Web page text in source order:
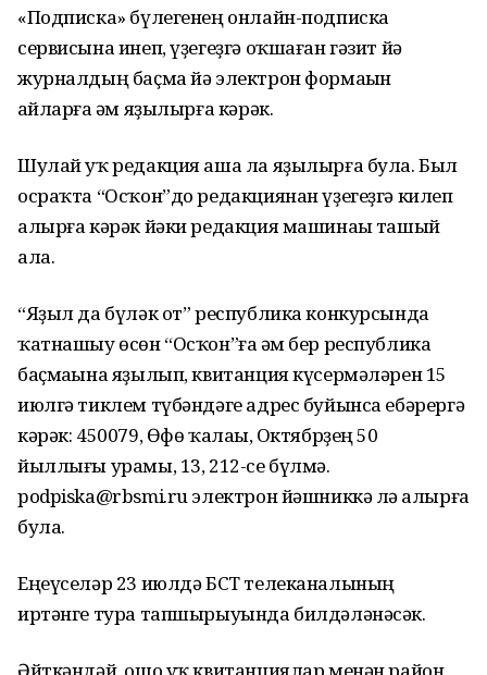
«Подписка» бүлегенең онлайн-подписка
сервисына инеп, үҙегеҙгә оҡшаған гәзит йә
журналдың баҫма йә электрон формаһын
һайларға һәм яҙылырға кәрәк.
Шулай уҡ редакция аша ла яҙылырға була. Был
осраҡта “Осҡон”до редакциянан үҙегеҙгә килеп
алырға кәрәк йәки редакция машинаһы ташый
ала.
“Яҙыл да бүләк от” республика конкурсында
ҡатнашыу өсөн “Осҡон”ға һәм бер республика
баҫмаһына яҙылып, квитанция күсермәләрен 15
июлгә тиклем түбәндәге адрес буйынса ебәрергә
кәрәк: 450079, Өфө ҡалаһы, Октябрҙең 50
йыллығы урамы, 13, 212-се бүлмә.
podpiska@rbsmi.ru электрон йәшниккә лә һалырға
була.
Еңеүселәр 23 июлдә БСТ телеканалының
иртәнге тура тапшырыуында билдәләнәсәк.